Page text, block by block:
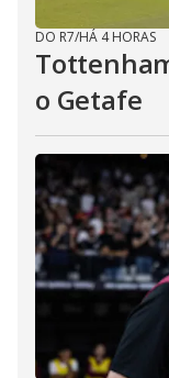
DO R7/HÁ 4 HORAS
o Getafe